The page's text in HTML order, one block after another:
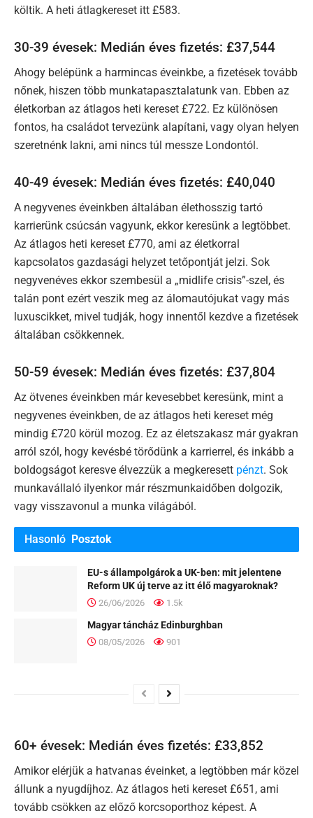
költik. A heti átlagkereset itt £583.
30-39 évesek: Medián éves fizetés: £37,544
Ahogy belépünk a harmincas éveinkbe, a fizetések tovább
nőnek, hiszen több munkatapasztalatunk van. Ebben az
életkorban az átlagos heti kereset £722. Ez különösen
fontos, ha családot tervezünk alapítani, vagy olyan helyen
szeretnénk lakni, ami nincs túl messze Londontól.
40-49 évesek: Medián éves fizetés: £40,040
A negyvenes éveinkben általában élethosszig tartó
karrierünk csúcsán vagyunk, ekkor keresünk a legtöbbet.
Az átlagos heti kereset £770, ami az életkorral
kapcsolatos gazdasági helyzet tetőpontját jelzi. Sok
negyvenéves ekkor szembesül a „midlife crisis”-szel, és
talán pont ezért veszik meg az álomautójukat vagy más
luxuscikket, mivel tudják, hogy innentől kezdve a fizetések
általában csökkennek.
50-59 évesek: Medián éves fizetés: £37,804
Az ötvenes éveinkben már kevesebbet keresünk, mint a
negyvenes éveinkben, de az átlagos heti kereset még
mindig £720 körül mozog. Ez az életszakasz már gyakran
arról szól, hogy kevésbé törődünk a karrierrel, és inkább a
boldogságot keresve élvezzük a megkeresett pénzt. Sok
munkavállaló ilyenkor már részmunkaidőben dolgozik,
vagy visszavonul a munka világából.
Hasonló Posztok
EU-s állampolgárok a UK-ben: mit jelentene
Reform UK új terve az itt élő magyaroknak?
26/06/2026 1.5k
Magyar táncház Edinburghban
08/05/2026 901
60+ évesek: Medián éves fizetés: £33,852
Amikor elérjük a hatvanas éveinket, a legtöbben már közel
állunk a nyugdíjhoz. Az átlagos heti kereset £651, ami
tovább csökken az előző korcsoporthoz képest. A